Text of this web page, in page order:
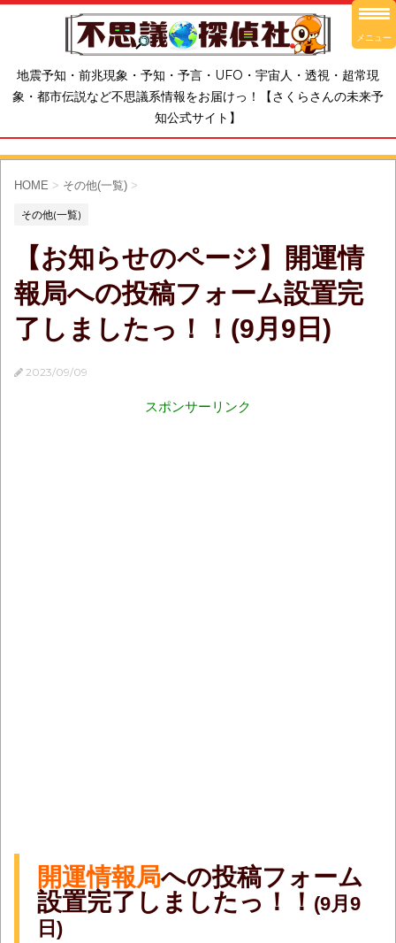
地震予知・前兆現象・予知・予言・UFO・宇宙人・透視・超常現
象・都市伝説など不思議系情報をお届けっ！【さくらさんの未来予
知公式サイト】
HOME > その他(一覧) >
その他(一覧)
【お知らせのページ】開運情
報局への投稿フォーム設置完
了しましたっ！！(9月9日)
2023/09/09
スポンサーリンク
開運情報局への投稿フォーム
設置完了しましたっ！！ (9月9
日)
メニュー